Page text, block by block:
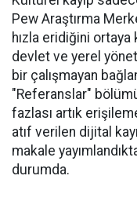
Pew Araştırma
hızla eridiğini
devlet ve yerel
bir çalışmayan
"Referanslar"
fazlası artık
atıf verilen dijital
makale
durumda.